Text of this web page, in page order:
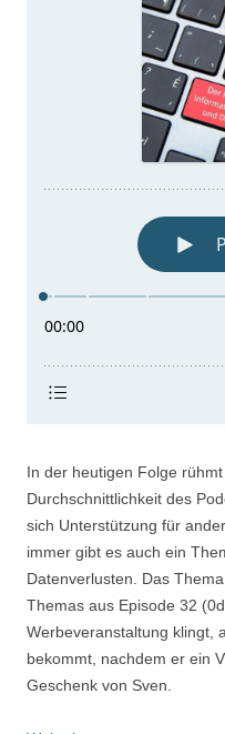
In der heutigen Folge
Durchschnittlichkeit des
sich Unterstützung für
immer gibt es auch ein
Datenverlusten. Das
Themas aus Episode 32
Werbeveranstaltung klingt,
bekommt, nachdem er ein
Geschenk von Sven.